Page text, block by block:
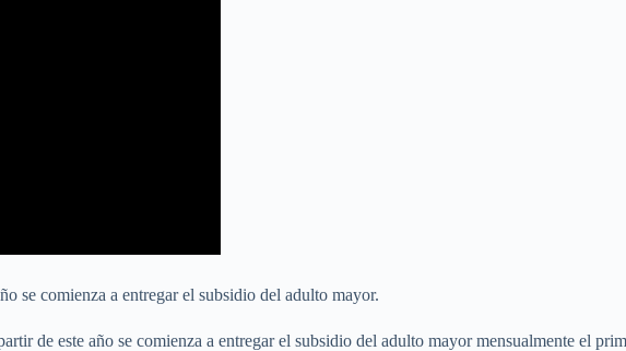
se comienza a entregar el subsidio del adulto mayor.
de este año se comienza a entregar el subsidio del adulto mayor mensualmente el